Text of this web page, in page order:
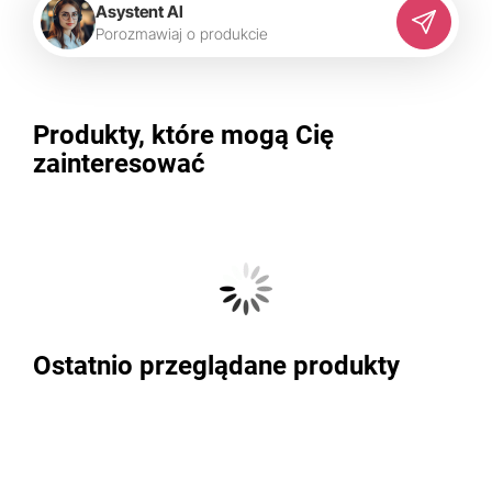
Asystent AI
Porozmawiaj o produkcie
Produkty, które mogą Cię
zainteresować
Ostatnio przeglądane produkty